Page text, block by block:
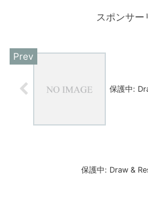
スポンサー
保護中:
保護中: Draw &